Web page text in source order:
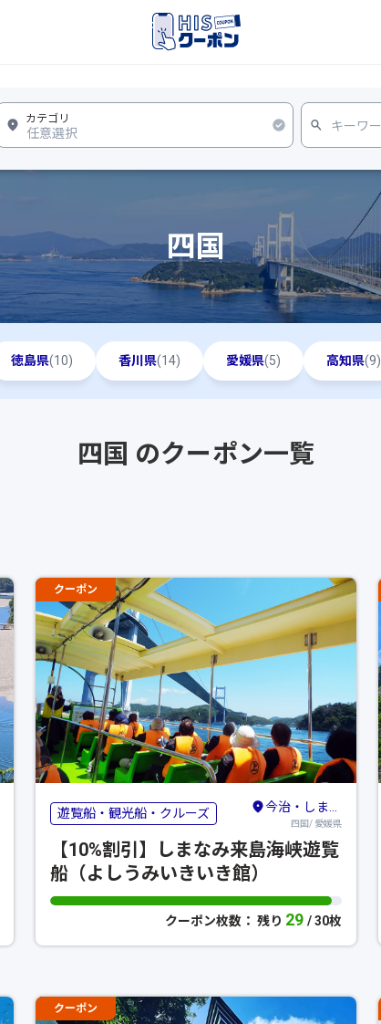
四国
徳島県(10) 香川県(14) 愛媛県(5) 高知県(9)
四国 のクーポン一覧
クーポン
遊覧船・観光船・クルーズ 今治・しまなみ海道
四国/ 愛媛県
【10%割引】しまなみ来島海峡遊覧
船（よしうみいきいき館）
クーポン枚数： 残り 29 / 30枚
クーポン